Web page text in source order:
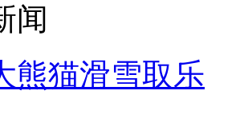
闻
熊猫滑雪取乐